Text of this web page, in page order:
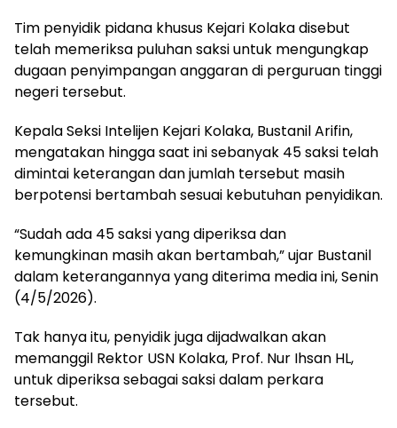
‎Tim penyidik pidana khusus Kejari Kolaka disebut
telah memeriksa puluhan saksi untuk mengungkap
dugaan penyimpangan anggaran di perguruan tinggi
negeri tersebut.
‎Kepala Seksi Intelijen Kejari Kolaka, Bustanil Arifin,
mengatakan hingga saat ini sebanyak 45 saksi telah
dimintai keterangan dan jumlah tersebut masih
berpotensi bertambah sesuai kebutuhan penyidikan.
‎“Sudah ada 45 saksi yang diperiksa dan
kemungkinan masih akan bertambah,” ujar Bustanil
dalam keterangannya yang diterima media ini, Senin
(4/5/2026).
‎Tak hanya itu, penyidik juga dijadwalkan akan
memanggil Rektor USN Kolaka, Prof. Nur Ihsan HL,
untuk diperiksa sebagai saksi dalam perkara
tersebut.